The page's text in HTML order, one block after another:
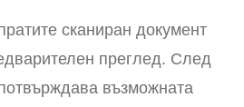
сканиран документ
преглед. След
възможната